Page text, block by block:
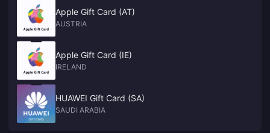
Apple Gift Card (AT)
AUSTRIA
Apple Gift Card (IE)
IRELAND
HUAWEI Gift Card (SA)
SAUDI ARABIA